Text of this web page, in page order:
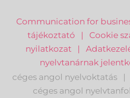
Communication for
tájékoztató | Cookie
nyilatkozat |
nyelvtanárnak
céges angol nyelvoktatás
|
céges angol